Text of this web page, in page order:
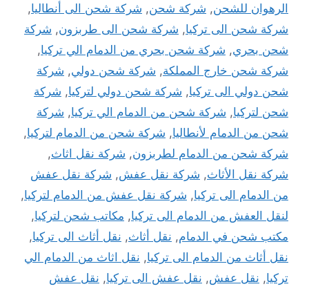
الرهوان للشحن, شركة شحن, شركة شحن الى أنطاليا,
شركة شحن الى تركيا, شركة شحن الى طربزون, شركة
شحن بحري, شركة شحن بحري من الدمام الي تركيا,
شركة شحن خارج المملكة, شركة شحن دولي, شركة
شحن دولي الى تركيا, شركة شحن دولي لتركيا, شركة
شحن لتركيا, شركة شحن من الدمام الي تركيا, شركة
شحن من الدمام لأنطاليا, شركة شحن من الدمام لتركيا,
شركة شحن من الدمام لطربزون, شركة نقل اثاث,
شركة نقل الأثاث, شركة نقل عفش, شركة نقل عفش
من الدمام الى تركيا, شركة نقل عفش من الدمام لتركيا,
لنقل العفش من الدمام الى تركيا, مكاتب شحن لتركيا,
مكتب شحن في الدمام, نقل أثاث, نقل أثاث الى تركيا,
نقل أثاث من الدمام الى تركيا, نقل اثاث من الدمام الي
تركيا, نقل عفش, نقل عفش الى تركيا, نقل عفش